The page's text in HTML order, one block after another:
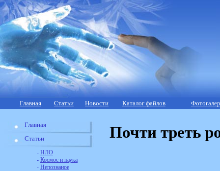
Главная Статьи Новости Каталог файлов
Главная
Статьи
- НЛО
- Космос и наука
- Непознаное
Почти треть